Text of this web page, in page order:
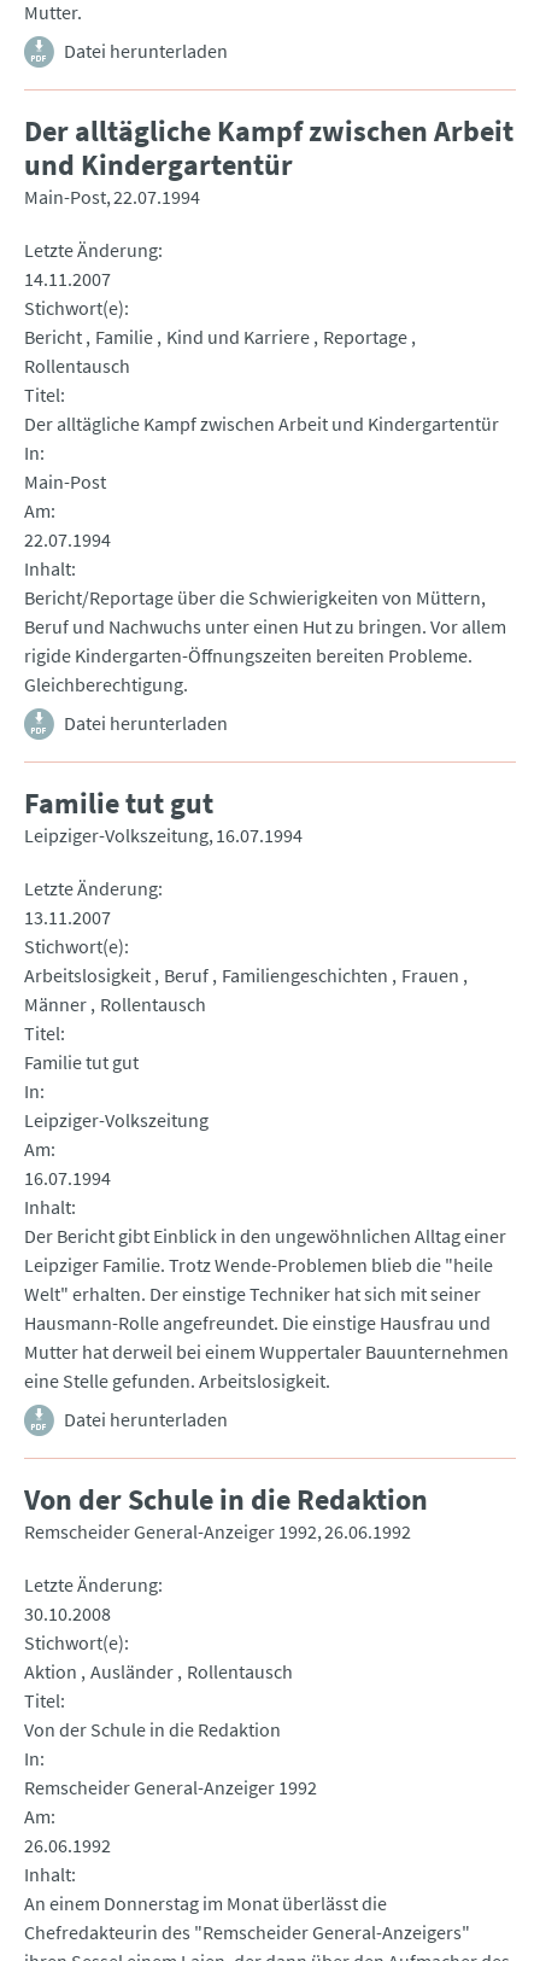
Mutter.
Datei herunterladen
Der alltägliche Kampf zwischen Arbeit
und Kindergartentür
Main-Post 22.07.1994
Letzte Änderung
14.11.2007
Stichwort(e)
Bericht Familie Kind und Karriere Reportage
Rollentausch
Titel
Der alltägliche Kampf zwischen Arbeit und Kindergartentür
In
Main-Post
Am
22.07.1994
Inhalt
Bericht/Reportage über die Schwierigkeiten von Müttern,
Beruf und Nachwuchs unter einen Hut zu bringen. Vor allem
rigide Kindergarten-Öffnungszeiten bereiten Probleme.
Gleichberechtigung.
Datei herunterladen
Familie tut gut
Leipziger-Volkszeitung 16.07.1994
Letzte Änderung
13.11.2007
Stichwort(e)
Arbeitslosigkeit Beruf Familiengeschichten
Frauen
Männer Rollentausch
Titel
Familie tut gut
In
Leipziger-Volkszeitung
Am
16.07.1994
Inhalt
Der Bericht gibt Einblick in den ungewöhnlichen Alltag einer
Leipziger Familie. Trotz Wende-Problemen blieb die "heile
Welt" erhalten. Der einstige Techniker hat sich mit seiner
Hausmann-Rolle angefreundet. Die einstige Hausfrau und
Mutter hat derweil bei einem Wuppertaler Bauunternehmen
eine Stelle gefunden. Arbeitslosigkeit.
Datei herunterladen
Von der Schule in die Redaktion
Remscheider General-Anzeiger 1992 26.06.1992
Letzte Änderung
30.10.2008
Stichwort(e)
Aktion Ausländer Rollentausch
Titel
Von der Schule in die Redaktion
In
Remscheider General-Anzeiger 1992
Am
26.06.1992
Inhalt
An einem Donnerstag im Monat überlässt die
Chefredakteurin des "Remscheider General-Anzeigers"